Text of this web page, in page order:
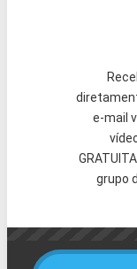
e-mail
grupo